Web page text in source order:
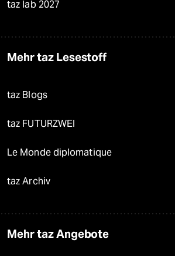
taz lab 2027
Mehr taz Lesestoff
taz Blogs
taz FUTURZWEI
Le Monde diplomatique
taz Archiv
Mehr taz Angebote